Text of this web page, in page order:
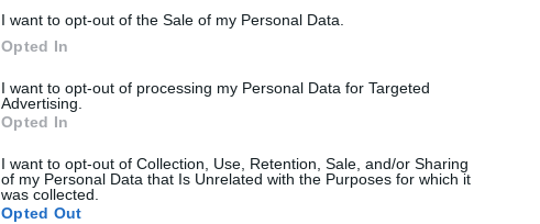
I want to opt-out of the Sale of my Personal Data.
Opted In
I want to opt-out of processing my Personal Data for Targeted
Advertising.
Opted In
I want to opt-out of Collection, Use, Retention, Sale, and/or Sharing
of my Personal Data that Is Unrelated with the Purposes for which it
was collected.
Opted Out